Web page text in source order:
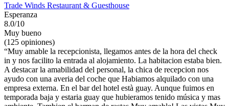
Trade Winds Restaurant & Guesthouse
Esperanza
8.0/10
Muy bueno
(125 opiniones)
“Muy amable la recepcionista, llegamos antes de la hora del check
in y nos facilito la entrada al alojamiento. La habitacion estaba bien.
A destacar la amabilidad del personal, la chica de recepcion nos
ayudo con una averia del coche que Habiamos alquilado con una
empresa externa. En el bar del hotel està guay. Aunque fuimos en
temporada baja y estaria guay que hubieramos tenido música y mas